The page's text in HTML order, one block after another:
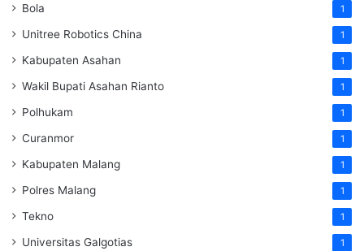
Bola 1
Unitree Robotics China 1
Kabupaten Asahan 1
Wakil Bupati Asahan Rianto 1
Polhukam 1
Curanmor 1
Kabupaten Malang 1
Polres Malang 1
Tekno 1
Universitas Galgotias 1